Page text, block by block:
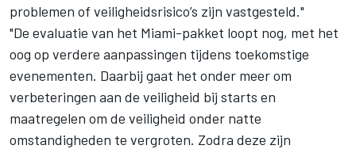
problemen of veiligheidsrisico’s zijn vastgesteld."
"De evaluatie van het Miami-pakket loopt nog, met het
oog op verdere aanpassingen tijdens toekomstige
evenementen. Daarbij gaat het onder meer om
verbeteringen aan de veiligheid bij starts en
maatregelen om de veiligheid onder natte
omstandigheden te vergroten. Zodra deze zijn